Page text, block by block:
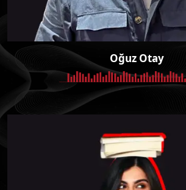
Oğuz Otay